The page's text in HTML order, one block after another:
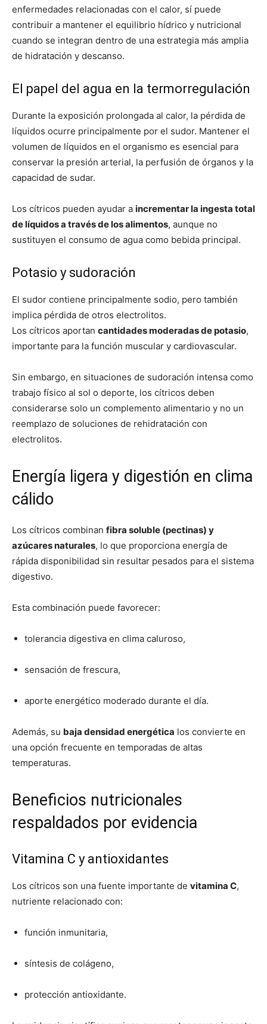
enfermedades relacionadas con el calor, sí puede
contribuir a mantener el equilibrio hídrico y nutricional
cuando se integran dentro de una estrategia más amplia
de hidratación y descanso.
El papel del agua en la termorregulación
Durante la exposición prolongada al calor, la pérdida de
líquidos ocurre principalmente por el sudor. Mantener el
volumen de líquidos en el organismo es esencial para
conservar la presión arterial, la perfusión de órganos y la
capacidad de sudar.
Los cítricos pueden ayudar a incrementar la ingesta total
de líquidos a través de los alimentos, aunque no
sustituyen el consumo de agua como bebida principal.
Potasio y sudoración
El sudor contiene principalmente sodio, pero también
implica pérdida de otros electrolitos.
Los cítricos aportan cantidades moderadas de potasio,
importante para la función muscular y cardiovascular.
Sin embargo, en situaciones de sudoración intensa como
trabajo físico al sol o deporte, los cítricos deben
considerarse solo un complemento alimentario y no un
reemplazo de soluciones de rehidratación con
electrolitos.
Energía ligera y digestión en clima
cálido
Los cítricos combinan fibra soluble (pectinas) y
azúcares naturales, lo que proporciona energía de
rápida disponibilidad sin resultar pesados para el sistema
digestivo.
Esta combinación puede favorecer:
tolerancia digestiva en clima caluroso,
sensación de frescura,
aporte energético moderado durante el día.
Además, su baja densidad energética los convierte en
una opción frecuente en temporadas de altas
temperaturas.
Beneficios nutricionales
respaldados por evidencia
Vitamina C y antioxidantes
Los cítricos son una fuente importante de vitamina C,
nutriente relacionado con:
función inmunitaria,
síntesis de colágeno,
protección antioxidante.